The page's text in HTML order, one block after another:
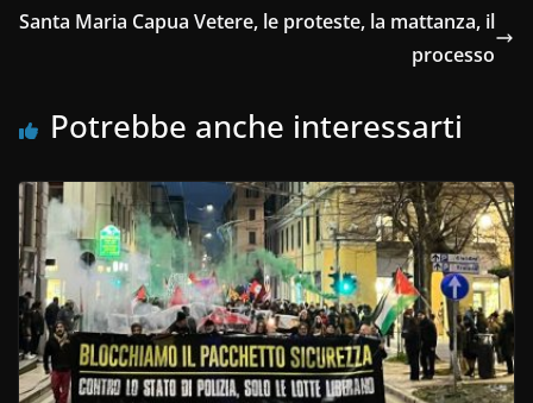
Santa Maria Capua Vetere, le proteste, la mattanza, il
processo
Potrebbe anche interessarti